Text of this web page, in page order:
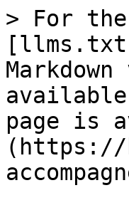
> For
page is
(https://